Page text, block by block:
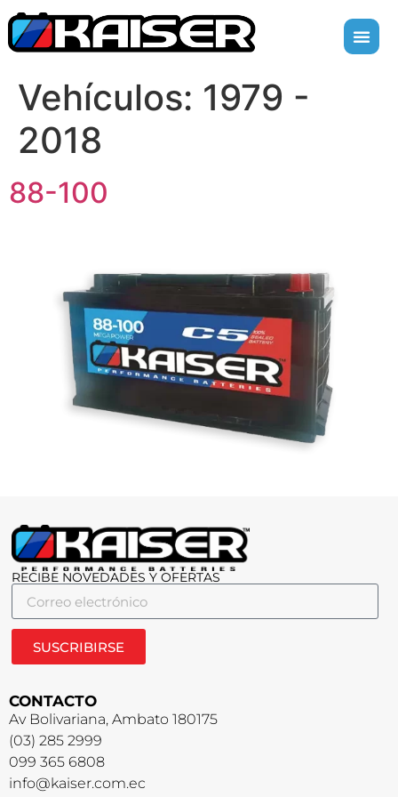
Vehículos: 1979 -
2018
88-100
RECIBE NOVEDADES Y OFERTAS
SUSCRIBIRSE
CONTACTO
Av Bolivariana, Ambato 180175
(03) 285 2999
099 365 6808
info@kaiser.com.ec